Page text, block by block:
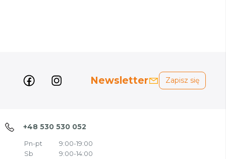
Newsletter Zapisz się
+48 530 530 052
Pn-pt
9:00-19:00
Sb
9:00-14:00